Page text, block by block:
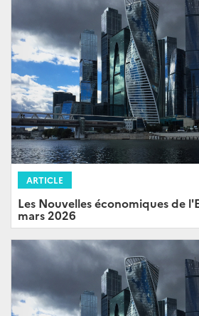
ARTICLE
Les Nouvelles économiques de
mars 2026